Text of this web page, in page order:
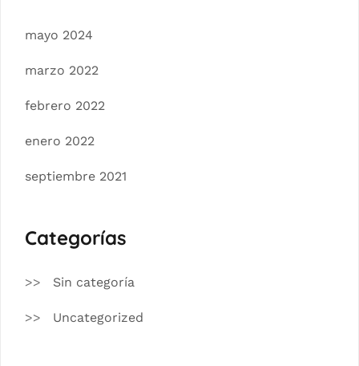
mayo 2024
marzo 2022
febrero 2022
enero 2022
septiembre 2021
Categorías
Sin categoría
Uncategorized